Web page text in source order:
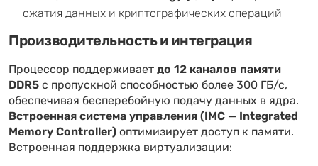
сжатия данных и криптографических операций
Производительность и интеграция
Процессор поддерживаетдо 12 каналов памяти
DDR5с пропускной способностью более 300 ГБ/с,
обеспечивая бесперебойную подачу данных в ядра.
Встроенная система управления (IMC — Integrated
Memory Controller)оптимизирует доступ к памяти.
Встроенная поддержка виртуализации: